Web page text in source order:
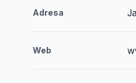
Adresa
Web